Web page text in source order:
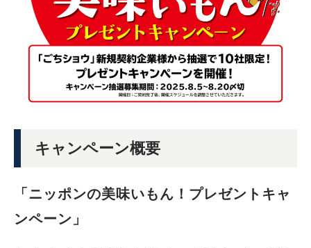
キャンペーン概要
「ニッポンの美味いもん！プレゼントキャ
ンペーン」